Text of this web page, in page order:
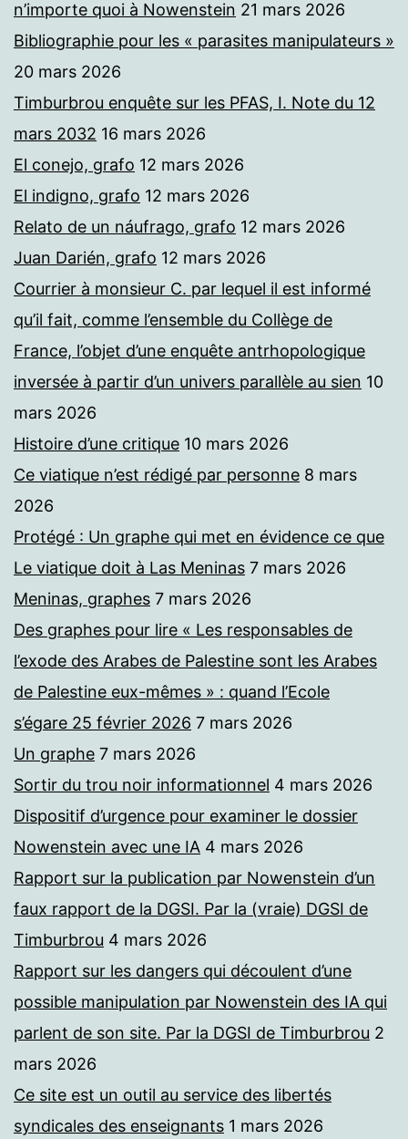
n’importe quoi à Nowenstein 21 mars 2026
Bibliographie pour les « parasites manipulateurs »
20 mars 2026
Timburbrou enquête sur les PFAS, I. Note du 12
mars 2032 16 mars 2026
El conejo, grafo 12 mars 2026
El indigno, grafo 12 mars 2026
Relato de un náufrago, grafo 12 mars 2026
Juan Darién, grafo 12 mars 2026
Courrier à monsieur C. par lequel il est informé
qu’il fait, comme l’ensemble du Collège de
France, l’objet d’une enquête antrhopologique
inversée à partir d’un univers parallèle au sien 10
mars 2026
Histoire d’une critique 10 mars 2026
Ce viatique n’est rédigé par personne 8 mars
2026
Protégé : Un graphe qui met en évidence ce que
Le viatique doit à Las Meninas 7 mars 2026
Meninas, graphes 7 mars 2026
Des graphes pour lire « Les responsables de
l’exode des Arabes de Palestine sont les Arabes
de Palestine eux-mêmes » : quand l’Ecole
s’égare 25 février 2026 7 mars 2026
Un graphe 7 mars 2026
Sortir du trou noir informationnel 4 mars 2026
Dispositif d’urgence pour examiner le dossier
Nowenstein avec une IA 4 mars 2026
Rapport sur la publication par Nowenstein d’un
faux rapport de la DGSI. Par la (vraie) DGSI de
Timburbrou 4 mars 2026
Rapport sur les dangers qui découlent d’une
possible manipulation par Nowenstein des IA qui
parlent de son site. Par la DGSI de Timburbrou 2
mars 2026
Ce site est un outil au service des libertés
syndicales des enseignants 1 mars 2026